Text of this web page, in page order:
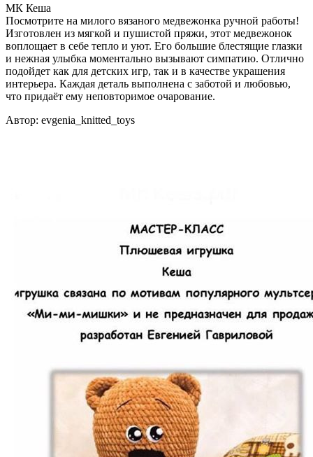
МК Кеша
Посмотрите на милого вязаного медвежонка ручной работы!
Изготовлен из мягкой и пушистой пряжи, этот медвежонок
воплощает в себе тепло и уют. Его большие блестящие глазки
и нежная улыбка моментально вызывают симпатию. Отлично
подойдет как для детских игр, так и в качестве украшения
интерьера. Каждая деталь выполнена с заботой и любовью,
что придаёт ему неповторимое очарование.
Автор: evgenia_knitted_toys